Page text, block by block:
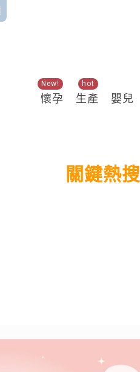
懷孕
New!
生產
hot
嬰兒
關鍵熱搜